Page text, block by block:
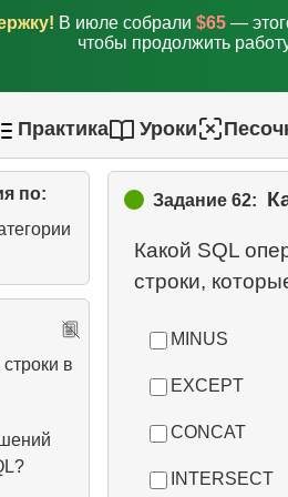
В июле собрали $65 —
чтобы продолжить
Практика Уроки
по:
в
Задание 62:
Какой SQL
MINUS
EXCEPT
CONCAT
INTERSECT